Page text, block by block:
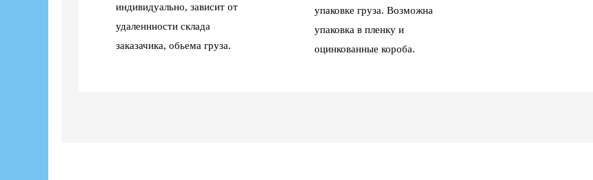
индивидуально, зависит от
удаленнности склада
заказачика, обьема груза.
упаковке груза. Возможна
упаковка в пленку и
оцинкованные короба.